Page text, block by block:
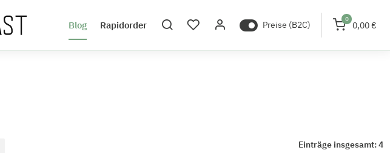
Blog Rapidorder Preise (B2C)
0
0,00 €
Einträge insgesamt: 4